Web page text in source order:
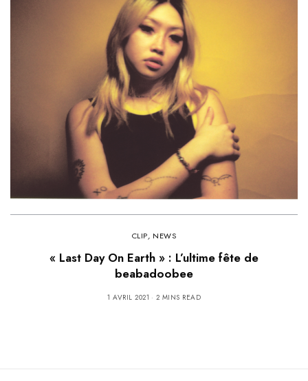
CLIP, NEWS
« Last Day On Earth » : L’ultime fête de
beabadoobee
1 AVRIL 2021 2 MINS READ